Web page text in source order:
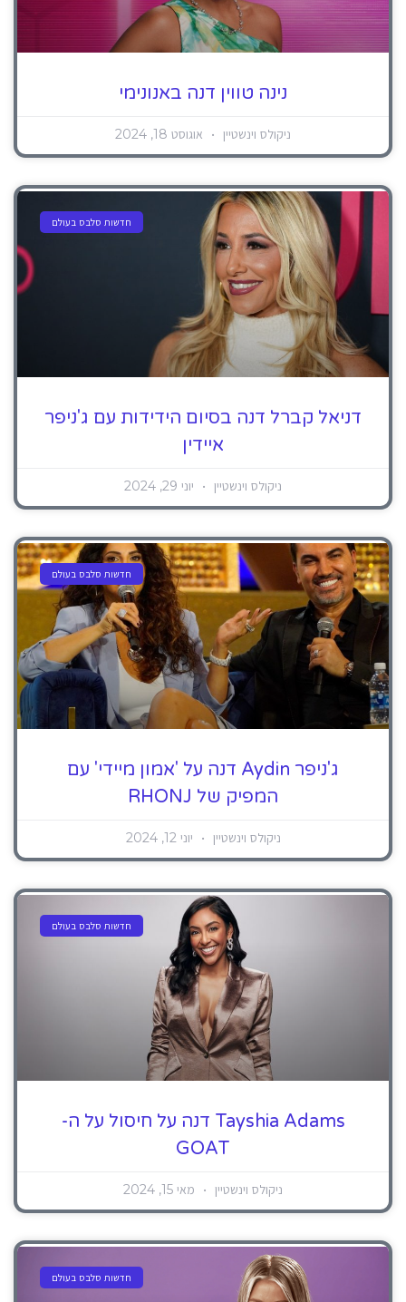
נינה טווין דנה באנונימי
ניקולס וינשטיין אוגוסט 18, 2024
חדשות סלבס בעולם
דניאל קברל דנה בסיום הידידות עם ג'ניפר
איידין
ניקולס וינשטיין יוני 29, 2024
חדשות סלבס בעולם
ג'ניפר Aydin דנה על 'אמון מיידי' עם
המפיק של RHONJ
ניקולס וינשטיין יוני 12, 2024
חדשות סלבס בעולם
Tayshia Adams דנה על חיסול על ה-
GOAT
ניקולס וינשטיין מאי 15, 2024
חדשות סלבס בעולם